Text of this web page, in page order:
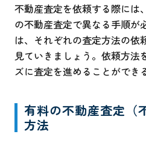
不動産査定を依頼する際には
の不動産査定で異なる手順が
は、それぞれの査定方法の依
見ていきましょう。依頼方法
ズに査定を進めることができ
有料の不動産査定（
方法